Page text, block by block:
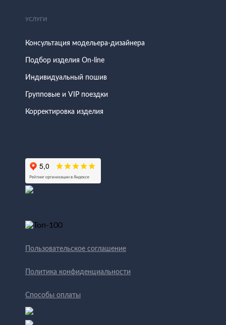
УСЛУГИ
Консультация модельера-дизайнера
Подбор изделия On-line
Индивидуальный пошив
Групповые и VIP поездки
Корректировка изделия
Пользовательское соглашение
Политика конфиденциальности
Способы оплаты